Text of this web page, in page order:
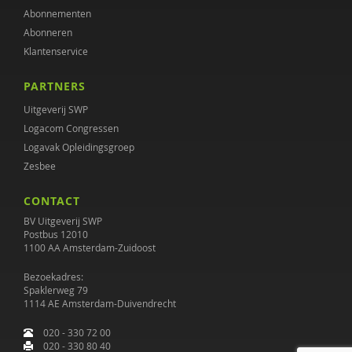
Annet Aalbers
Enikö agy
Monique Al
Wendy Albers
Michi Almer
Astrid Altena
MICHAELA AMERING
Marion Ammeraal
José an Beuzekom
Abonnementen
Abonneren
Klantenservice
PARTNERS
Uitgeverij SWP
Logacom Congressen
Logavak Opleidingsgroep
Zesbee
CONTACT
BV Uitgeverij SWP
Postbus 12010
1100 AA Amsterdam-Zuidoost
Bezoekadres:
Spaklerweg 79
1114 AE Amsterdam-Duivendrecht
020 - 330 72 00
020 - 330 80 40